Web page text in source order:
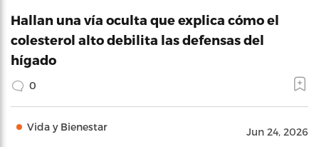
Hallan una vía oculta que explica cómo el
colesterol alto debilita las defensas del
hígado
0
Vida y Bienestar Jun 24, 2026